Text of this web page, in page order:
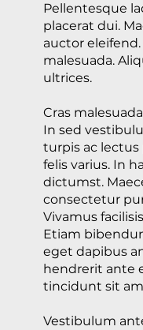
Pellentesque
placerat dui.
auctor
malesuada.
ultrices.
Cras
In sed
turpis ac lectus
felis varius. In
dictumst.
consectetur
Vivamus
Etiam
eget dapibus
hendrerit ante
tincidunt sit
Vestibulum